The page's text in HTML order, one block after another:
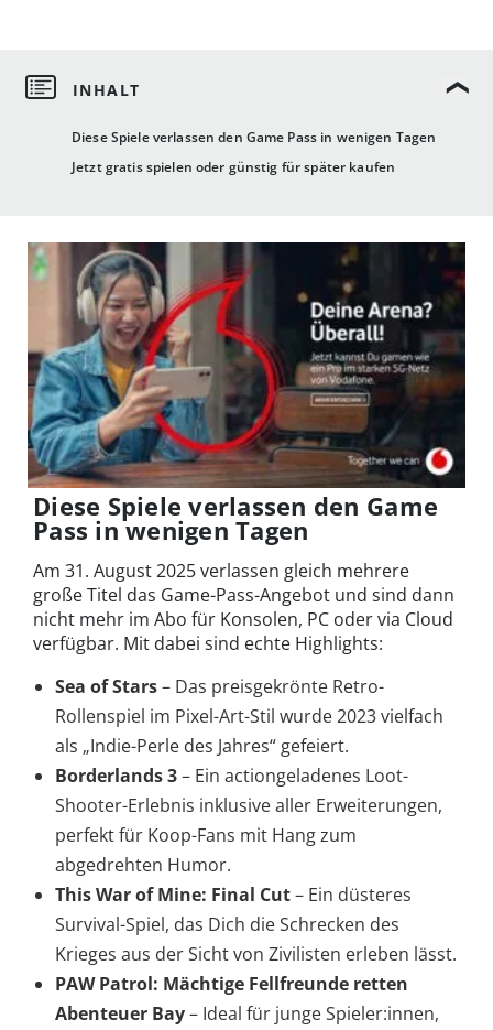
Diese Spiele verlassen den Game Pass in wenigen Tagen
Jetzt gratis spielen oder günstig für später kaufen
Diese Spiele verlassen den Game
Pass in wenigen Tagen
Am 31. August 2025 verlassen gleich mehrere
große Titel das Game-Pass-Angebot und sind dann
nicht mehr im Abo für Konsolen, PC oder via Cloud
verfügbar. Mit dabei sind echte Highlights:
Sea of Stars– Das preisgekrönte Retro-
Rollenspiel im Pixel-Art-Stil wurde 2023 vielfach
als „Indie-Perle des Jahres“ gefeiert.
Borderlands 3– Ein actiongeladenes Loot-
Shooter-Erlebnis inklusive aller Erweiterungen,
perfekt für Koop-Fans mit Hang zum
abgedrehten Humor.
This War of Mine: Final Cut– Ein düsteres
Survival-Spiel, das Dich die Schrecken des
Krieges aus der Sicht von Zivilisten erleben lässt.
PAW Patrol: Mächtige Fellfreunde retten
Abenteuer Bay– Ideal für junge Spieler:innen,